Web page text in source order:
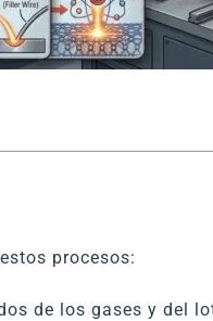
procesos:
de los gases y del